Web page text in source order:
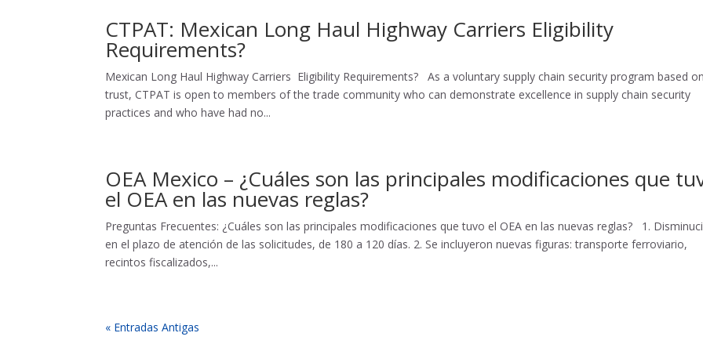
CTPAT: Mexican Long Haul Highway Carriers Eligibility
Requirements?
Mexican Long Haul Highway Carriers Eligibility Requirements? As a voluntary supply chain security program based on
trust, CTPAT is open to members of the trade community who can demonstrate excellence in supply chain security
practices and who have had no...
OEA Mexico – ¿Cuáles son las principales modificaciones que
el OEA en las nuevas reglas?
Preguntas Frecuentes: ¿Cuáles son las principales modificaciones que tuvo el OEA en las nuevas reglas? 1.
en el plazo de atención de las solicitudes, de 180 a 120 días. 2. Se incluyeron nuevas figuras: transporte ferroviario,
recintos fiscalizados,...
« Entradas Antigas